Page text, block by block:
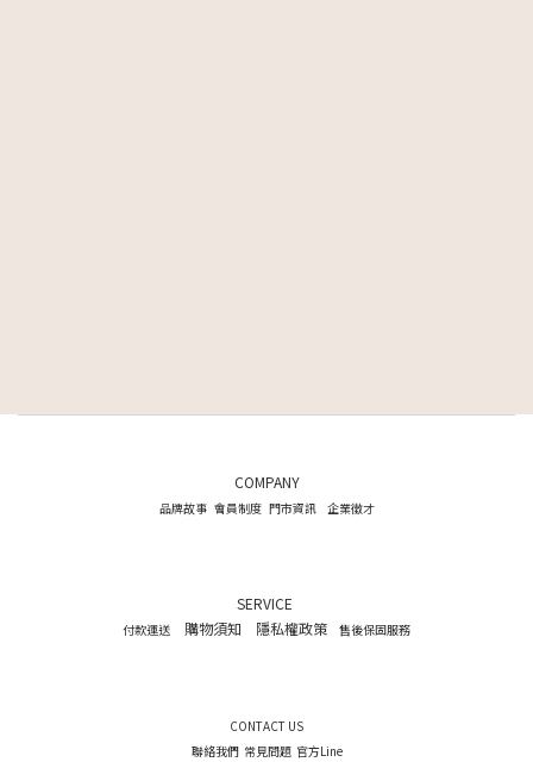
COMPANY
品牌故事 會員制度 門市資訊 企業徵才
SERVICE
付款運送 購物須知 隱私權政策 售後保固服務
CONTACT US
聯絡我們 常見問題 官方Line